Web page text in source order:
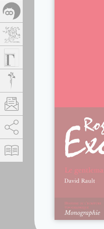
Autoriser